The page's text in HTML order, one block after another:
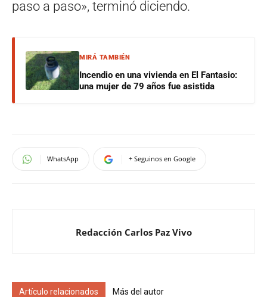
paso a paso», terminó diciendo.
MIRÁ TAMBIÉN
Incendio en una vivienda en El Fantasio:
una mujer de 79 años fue asistida
WhatsApp + Seguinos en Google
Redacción Carlos Paz Vivo
Artículo relacionados Más del autor